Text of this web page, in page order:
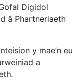
Digidol
â Phartneriaeth
y mae’n eu
a